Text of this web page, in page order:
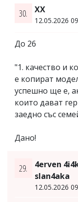
30. ХХ
12.05.2026
До 26
"1. качество и
е копират
успешно ще е,
които дават
заедно със
Дано!
29.
4erven
slan4aka
12.05.2026